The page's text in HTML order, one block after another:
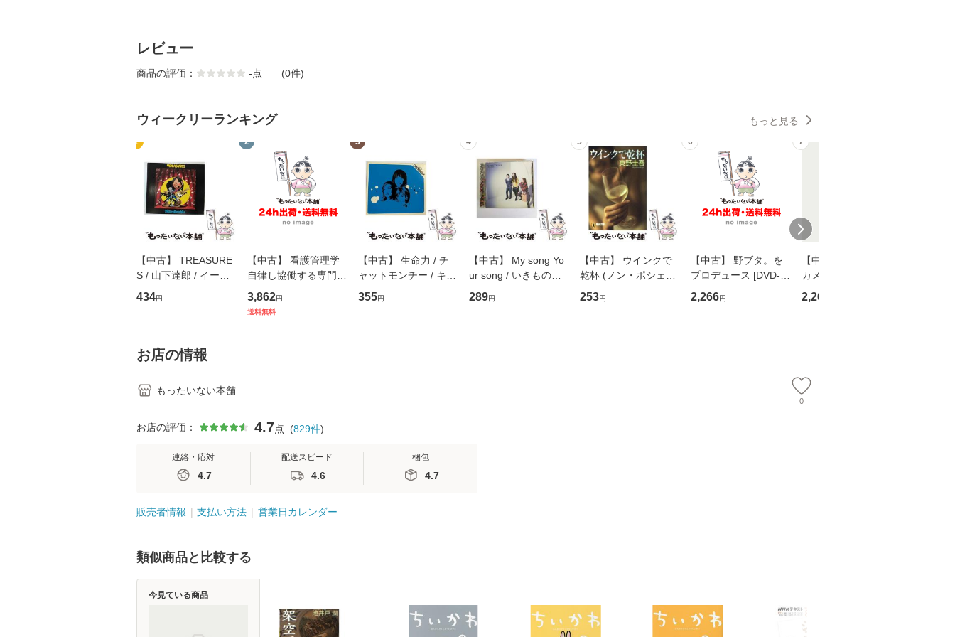
レビュー
商品の評価： -点 (0件)
ウィークリーランキング もっと見る
1
【中古】 TREASURE
S / 山下達郎 / イース
トウエスト・ジャパン
[CD]【メール便送料無
434円
2
【中古】 看護管理学
自律し協働する専門職
の看護マネジメントス
キル 改訂第3版 (看護
3,862円
送料無料
3
【中古】 生命力 / チ
ャットモンチー / キュ
ーンレコード [CD]
【メール便送料無料】
355円
4
【中古】 My song Yo
ur song / いきものが
かり / [CD]【メール便
送料無料】
289円
5
【中古】 ウインクで
乾杯 (ノン・ポシェッ
ト) / 東野圭吾 / 祥伝
社 [文庫]【メール便送
253円
6
【中古】 野ブタ。を
プロデュース [DVD-B
OX] / バップ [DVD]
【メール便送料無料】
2,266円
7
【中古】 明日なき森
カメムシ先生が熊野で
語る / 熊野の森ネット
ワークいちいがしの
2,266
お店の情報
もったいない本舗
0
お店の評価： 4.7点 (829件)
連絡・応対
4.7
配送スピード
4.6
梱包
4.7
販売者情報 支払い方法 営業日カレンダー
類似商品と比較する
今見ている商品